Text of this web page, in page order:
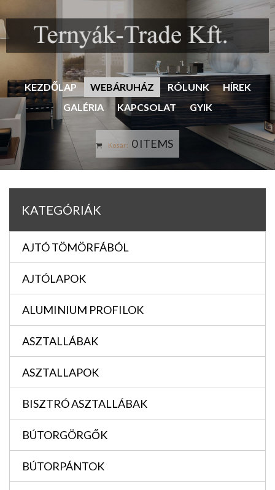
KEZDŐLAP WEBÁRUHÁZ RÓLUNK
HÍREK
GALÉRIA
KAPCSOLAT GYIK
Kosár: 0 ITEMS
KATEGÓRIÁK
AJTÓ TÖMÖRFÁBÓL
AJTÓLAPOK
ALUMINIUM PROFILOK
ASZTALLÁBAK
ASZTALLAPOK
BISZTRÓ ASZTALLÁBAK
BÚTORGÖRGŐK
BÚTORPÁNTOK